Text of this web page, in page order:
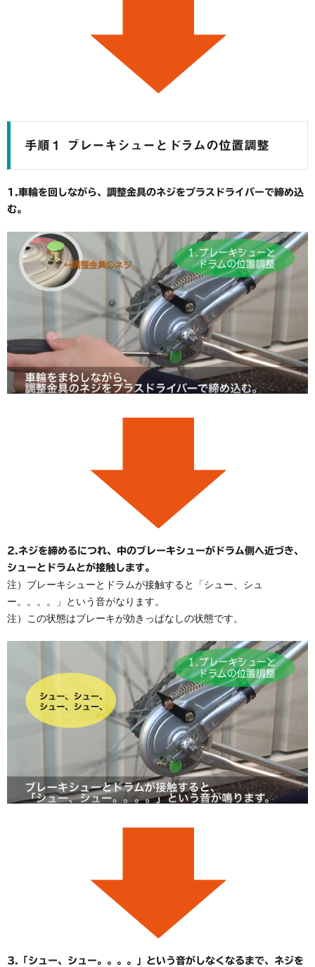
手順１ ブレーキシューとドラムの位置調整
1.車輪を回しながら、調整金具のネジをプラスドライバーで締め込
む。
2.ネジを締めるにつれ、中のブレーキシューがドラム側へ近づき、
シューとドラムとが接触します。
注）ブレーキシューとドラムが接触すると「シュー、シュ
ー。。。。」という音がなります。
注）この状態はブレーキが効きっぱなしの状態です。
3.「シュー、シュー。。。。」という音がしなくなるまで、ネジを